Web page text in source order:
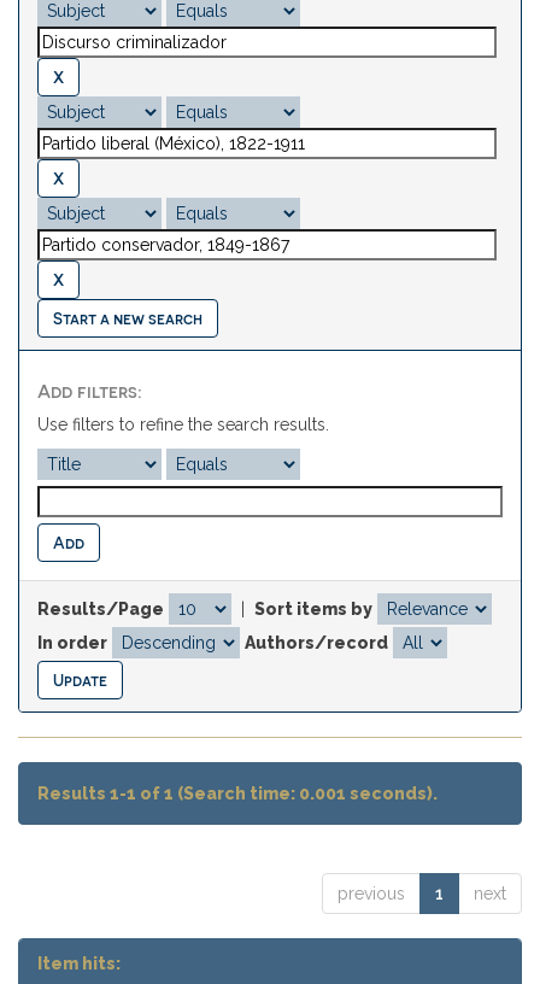
Start a new search
Add filters:
Use filters to refine the search results.
Results/Page
Sort items by
In order
Authors/record
Results 1-1 of 1 (Search time: 0.001 seconds).
previous 1 next
Item hits: